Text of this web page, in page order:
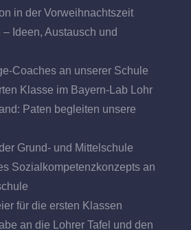
in der Vorweihnachtszeit
– Ideen, Austausch und
Coaches an unserer Schule
Klasse im Bayern-Lab Lohr
Paten begleiten unsere
Grund- und Mittelschule
Sozialkompetenzkonzepts an
für die ersten Klassen
an die Lohrer Tafel und den